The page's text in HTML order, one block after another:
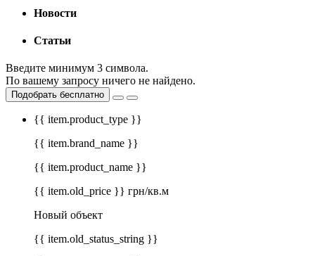
Новости
Статьи
Введите минимум 3 символа.
По вашему запросу ничего не найдено.
Подобрать бесплатно
{{ item.product_type }}
{{ item.brand_name }}
{{ item.product_name }}
{{ item.old_price }} грн/кв.м
Новый объект
{{ item.old_status_string }}